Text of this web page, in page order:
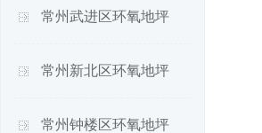
常州武进区环氧地坪
常州新北区环氧地坪
常州钟楼区环氧地坪